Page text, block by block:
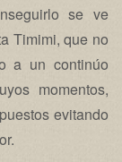
se ve
Timimi, que no
a un continúo
momentos,
evitando